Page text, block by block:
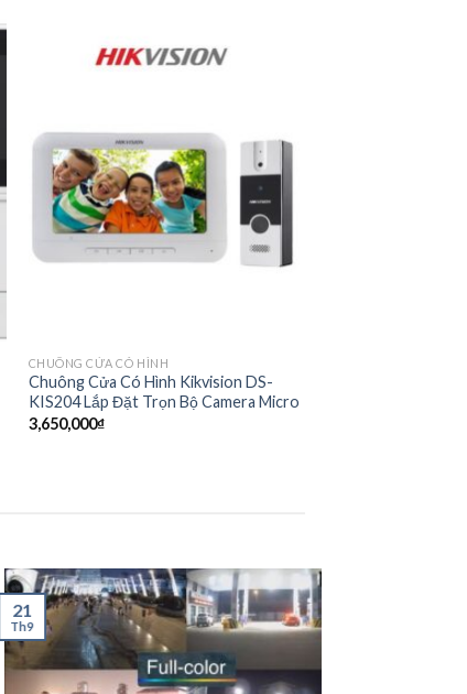
CHUÔNG CỬA CÓ HÌNH
Chuông Cửa Có Hình Kikvision DS-
KIS204 Lắp Đặt Trọn Bộ Camera Micro
3,650,000₫